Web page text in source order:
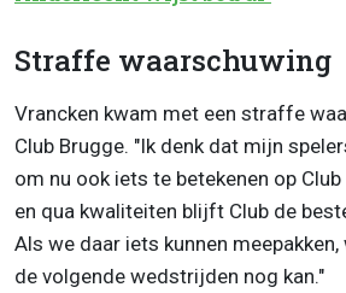
Straffe waarschuwing
Vrancken kwam met een straffe
Club Brugge. "Ik denk dat mijn
om nu ook iets te betekenen op
en qua kwaliteiten blijft Club de
Als we daar iets kunnen
de volgende wedstrijden nog kan."